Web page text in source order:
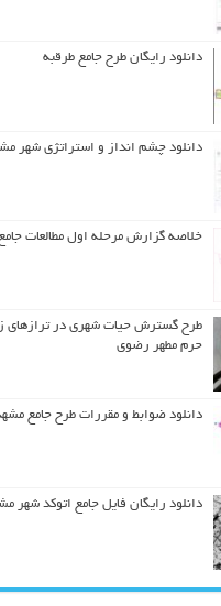
دانلود رایگان طرح جامع طرقبه
دانلود چشم انداز و استراتژی شهر
خلاصه گزارش مرحله اول مطالعات
طرح گسترش حیات شهري در ترازهاي
حرم مطهر رضوي
دانلود ضوابط و مقررات طرح جامع
دانلود رایگان فایل جامع اتوکد شهر